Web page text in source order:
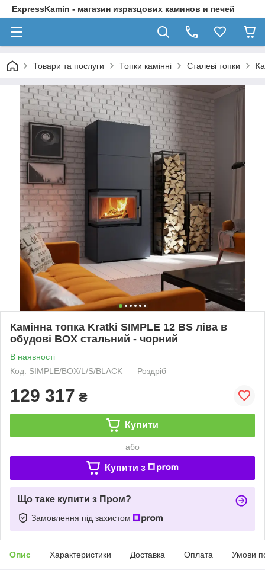
ExpressKamin - магазин изразцових каминов и печей
Товари та послуги Топки камінні Сталеві топки
Камінна топка Kratki SIMPLE 12 BS ліва в
обудові BOX стальний - чорний
В наявності
Код: SIMPLE/BOX/L/S/BLACK
Роздріб
129 317 ₴
Купити
або
Купити з
Що таке купити з Пром?
Замовлення під захистом
Опис Характеристики Доставка Оплата Умови